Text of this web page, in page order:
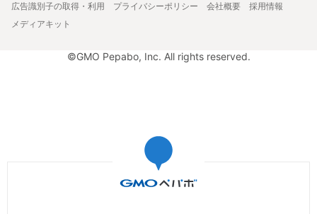
広告識別子の取得・利用
プライバシーポリシー 会社概要
採用情報
メディアキット
©GMO Pepabo, Inc. All rights reserved.